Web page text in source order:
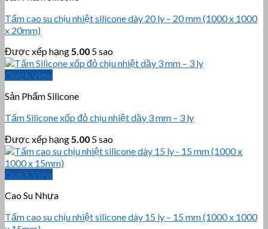
Tấm cao su chịu nhiệt silicone dày 20 ly – 20 mm (1000 x 1000
x 20mm)
Được xếp hạng5.00 5 sao
Quick View
Sản Phẩm Silicone
Tấm Silicone xốp đỏ chịu nhiệt dầy 3 mm – 3 ly
Được xếp hạng5.00 5 sao
Quick View
Cao Su Nhựa
Tấm cao su chịu nhiệt silicone dày 15 ly – 15 mm (1000 x 1000